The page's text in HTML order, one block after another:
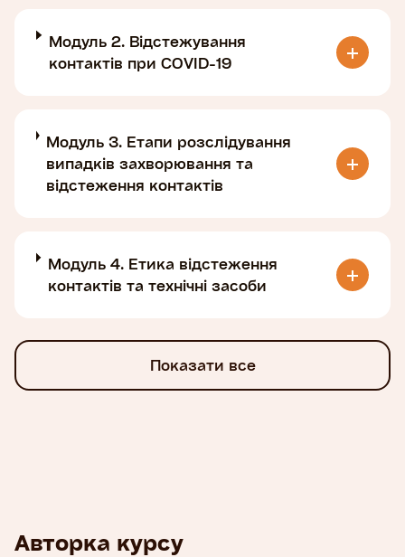
Модуль 2. Відстежування
контактів при COVID-19
Модуль 3. Етапи розслідування
випадків захворювання та
відстеження контактів
Модуль 4. Етика відстеження
контактів та технічні засоби
Показати все
Авторка курсу